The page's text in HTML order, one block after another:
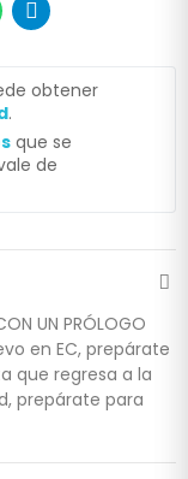
obtener
.
que se
de
UN PRÓLOGO
en EC, prepárate
que regresa a la
prepárate para